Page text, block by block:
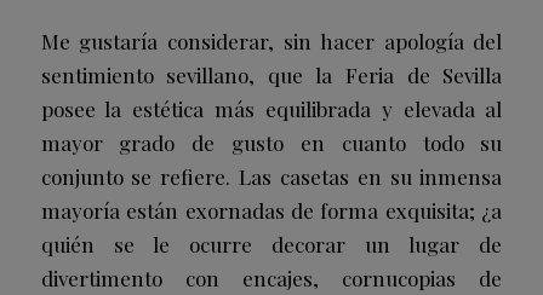
Me gustaría considerar, sin hacer apología del
sentimiento sevillano, que la Feria de Sevilla
posee la estética más equilibrada y elevada al
mayor grado de gusto en cuanto todo su
conjunto se refiere. Las casetas en su inmensa
mayoría están exornadas de forma exquisita; ¿a
quién se le ocurre decorar un lugar de
divertimento con encajes, cornucopias de